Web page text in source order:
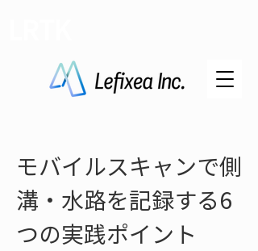
モバイルスキャンで側
溝・水路を記録する6
つの実践ポイント